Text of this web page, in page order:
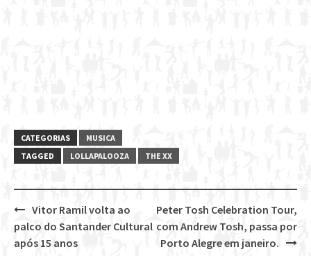
CATEGORIAS
MUSICA
TAGGED
LOLLAPALOOZA THE XX
Post
navigation
Peter Tosh Celebration Tour,
com Andrew Tosh, passa por
Porto Alegre em janeiro.
Vitor Ramil volta ao
palco do Santander Cultural
após 15 anos